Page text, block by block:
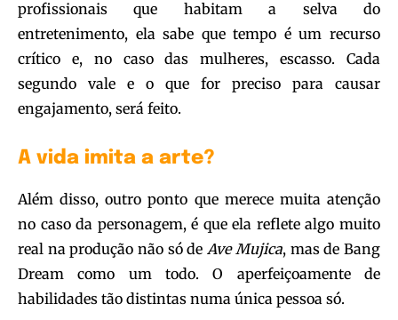
profissionais que habitam a selva do
entretenimento, ela sabe que tempo é um recurso
crítico e, no caso das mulheres, escasso. Cada
segundo vale e o que for preciso para causar
engajamento, será feito.
A vida imita a arte?
Além disso, outro ponto que merece muita atenção
no caso da personagem, é que ela reflete algo muito
real na produção não só deAve Mujica, mas de Bang
Dream como um todo. O aperfeiçoamente de
habilidades tão distintas numa única pessoa só.